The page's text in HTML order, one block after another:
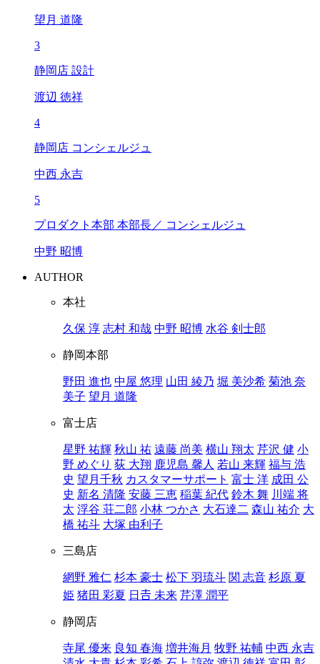
望月 道隆
3
静岡店 設計
渡辺 徳祥
4
静岡店 コンシェルジュ
中西 永吉
5
プロダクト本部 本部長／ コンシェルジュ
中野 昭博
AUTHOR
本社
久保 淳 志村 和哉 中野 昭博 水谷 剣士郎
静岡本部
野田 進也 中屋 悠理 山田 綾乃 堀 美沙希 菊池 奈
美子 望月 道隆
富士店
星野 祐輝 秋山 祐 遠藤 尚美 横山 翔太 芹沢 健 小
野 めぐり 荻 大翔 鹿児島 馨人 若山 来輝 福与 浩
史 望月千秋 カスタマーサポート 富士 洋 成田 公
史 新名 清隆 安藤 三恵 稲葉 紀代 鈴木 舞 川端 将
太 浮谷 荘二郎 小林 つかさ 大石達二 森山 祐介 大
橋 祐斗 大塚 由利子
三島店
網野 雅仁 杉本 豪士 松下 羽琉斗 関 志音 杉原 夏
姫 猪田 彩夏 日𠮷 未来 芹澤 潤平
静岡店
寺尾 優来 良知 春海 増井海月 牧野 祐輔 中西 永吉